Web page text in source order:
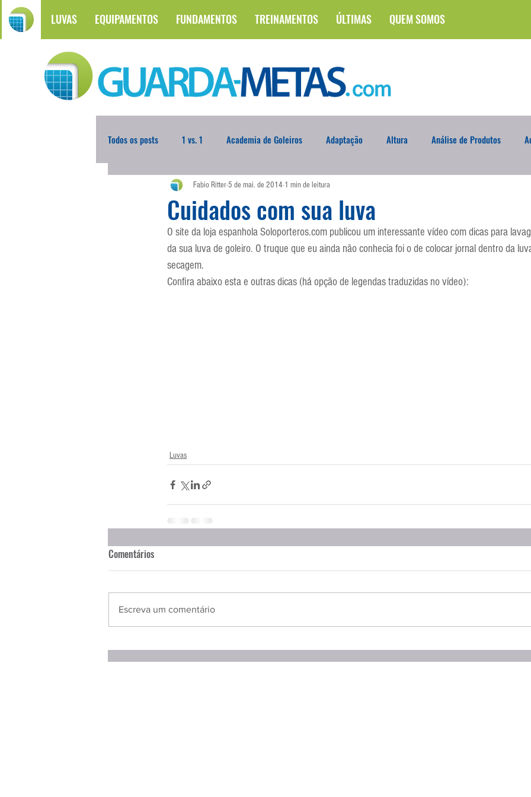
LUVAS EQUIPAMENTOS FUNDAMENTOS TREINAMENTOS ÚLTIMAS QUEM SOMOS
Todos os posts 1 vs. 1 Academia de Goleiros Adaptação Altura Análise de Produtos
Atualidades Blogoleiro da Semana Brasileirão
Comunicação Copa do Mundo Curso Defesa da Semana Deslocamento DVD
Entrevistas Equipamentos Escola Alemã Escola Americana Escola Argentina
Cuidados com sua luva
Fabio Ritter5 de mai. de 2014 1 min de leitura
O site da loja espanhola Soloporteros.com publicou um interessante vídeo com dicas para
da sua luva de goleiro. O truque que eu ainda não conhecia foi o de colocar jornal dentro da
secagem.
Confira abaixo esta e outras dicas (há opção de legendas traduzidas no vídeo):
Luvas
Comentários
Escreva um comentário